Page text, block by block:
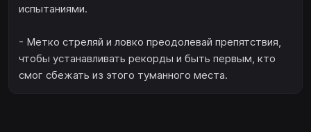
испытаниями.
- Метко стреляй и ловко преодолевай препятствия,
чтобы устанавливать рекорды и быть первым, кто
смог сбежать из этого туманного места.